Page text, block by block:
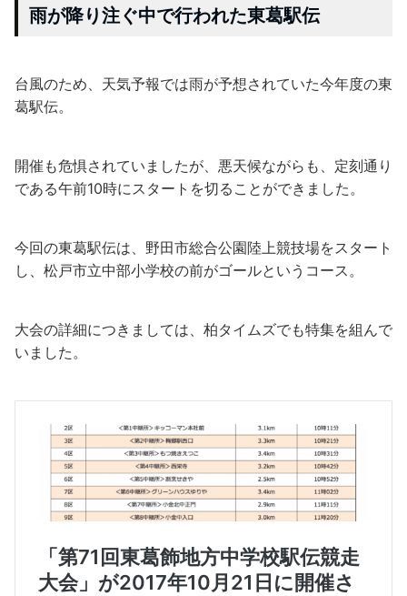
雨が降り注ぐ中で行われた東葛駅伝
台風のため、天気予報では雨が予想されていた今年度の東
葛駅伝。
開催も危惧されていましたが、悪天候ながらも、定刻通り
である午前10時にスタートを切ることができました。
今回の東葛駅伝は、野田市総合公園陸上競技場をスタート
し、松戸市立中部小学校の前がゴールというコース。
大会の詳細につきましては、柏タイムズでも特集を組んで
いました。